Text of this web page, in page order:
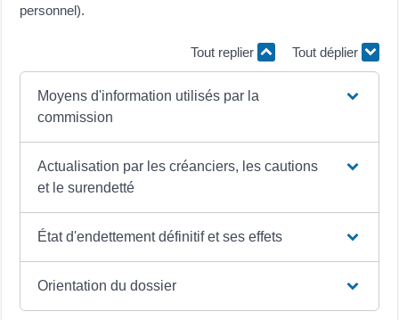
personnel).
Tout replier Tout déplier
Moyens d'information utilisés par la
commission
Actualisation par les créanciers, les cautions
et le surendetté
État d'endettement définitif et ses effets
Orientation du dossier